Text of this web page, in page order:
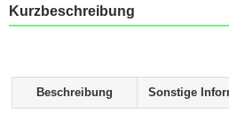
Kurzbeschreibung
Beschreibung